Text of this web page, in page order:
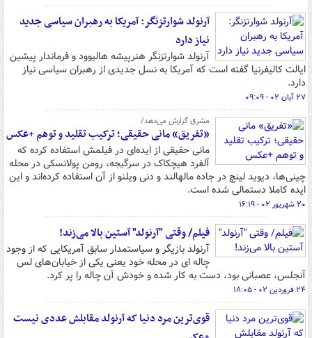
آرنولد شوارتزنگر: آمریکا به رهبران سیاسی جدید
نیاز دارد
آرنولد شوارتزنگر هنرپیشه هالیوود و فرماندار پیشین
ایالت کالیفرنیا گفته است که آمریکا به نسل جدیدی از رهبران سیاسی نیاز
دارد.
۲۷ آبان ۰۲ - ۰۹:۰۹
مشرق گزارش می‌دهد/
«تفریق» مانی حقیقی؛ ترکیب تقلید و توهم +عکس
مانی حقیقی از ایده‌ای در فیلمش استفاده کرده که
آلفرد هیچکاک در سرگیجه، رومن پولانسکی در محله
چینی‌ها، دیوید لینچ در جاده مالهالند و دنی ویلنو از آن استفاده کرده‌اند و این
ایده کاملا دستمالی شده است.
۲۰ شهریور ۰۲ - ۱۶:۱۹
فیلم/ وقتی "آرنولد" آستین بالا می‌زند!
آرنولد بازیگر و سیاستمدار سابق آمریکایی که از وجود
چاله ای در محله خود یعنی یکی از خیابان‌های لس
آنجلس، عصبانی بود، دست به کار شده و خودش آن چاله را پر کرد.
۲۴ فروردین ۰۲ - ۱۸:۰۵
قوی‌ترین مرد دنیا که آرنولد مقابلش عددی نیست